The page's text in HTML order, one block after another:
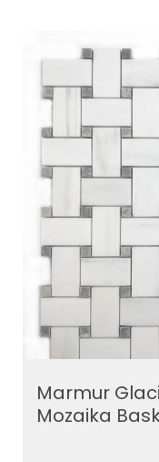
Marmur
Mozaika